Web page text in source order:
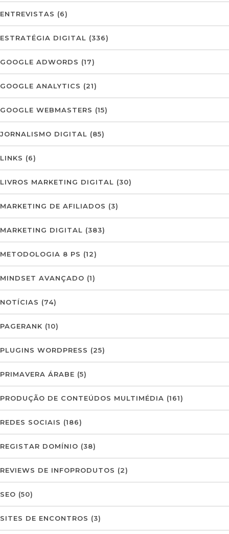
ENTREVISTAS (6)
ESTRATÉGIA DIGITAL (336)
GOOGLE ADWORDS (17)
GOOGLE ANALYTICS (21)
GOOGLE WEBMASTERS (15)
JORNALISMO DIGITAL (85)
LINKS (6)
LIVROS MARKETING DIGITAL (30)
MARKETING DE AFILIADOS (3)
MARKETING DIGITAL (383)
METODOLOGIA 8 PS (12)
MINDSET AVANÇADO (1)
NOTÍCIAS (74)
PAGERANK (10)
PLUGINS WORDPRESS (25)
PRIMAVERA ÁRABE (5)
PRODUÇÃO DE CONTEÚDOS MULTIMÉDIA (161)
REDES SOCIAIS (186)
REGISTAR DOMÍNIO (38)
REVIEWS DE INFOPRODUTOS (2)
SEO (50)
SITES DE ENCONTROS (3)